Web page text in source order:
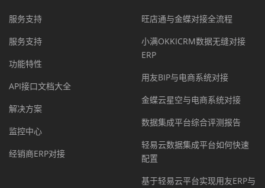
服务支持
服务支持
功能特性
API接口文档大全
解决方案
监控中心
经销商ERP对接
旺店通与金蝶对接全流程
小满OKKICRM数据无缝对接
ERP
用友BIP与电商系统对接
金蝶云星空与电商系统对接
数据集成平台综合评测报告
轻易云数据集成平台如何快速
配置
基于轻易云平台实现用友ERP与